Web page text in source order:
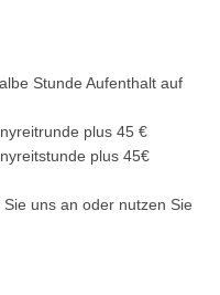
Stunde Aufenthalt auf
plus 45 €
plus 45€
uns an oder nutzen Sie